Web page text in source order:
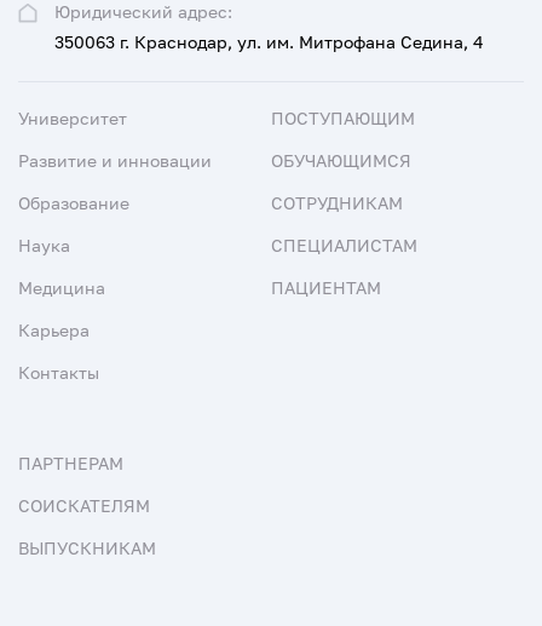
Юридический адрес:
350063 г. Краснодар, ул. им. Митрофана Седина, 4
Университет
Развитие и инновации
Образование
Наука
Медицина
Карьера
Контакты
ПОСТУПАЮЩИМ
ОБУЧАЮЩИМСЯ
СОТРУДНИКАМ
СПЕЦИАЛИСТАМ
ПАЦИЕНТАМ
ПАРТНЕРАМ
СОИСКАТЕЛЯМ
ВЫПУСКНИКАМ